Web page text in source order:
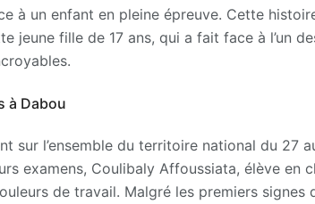
à un enfant en pleine épreuve. Cette
jeune fille de 17 ans, qui a fait face à l’un
à Dabou
sur l’ensemble du territoire national du 27
examens, Coulibaly Affoussiata, élève en
de travail. Malgré les premiers signes